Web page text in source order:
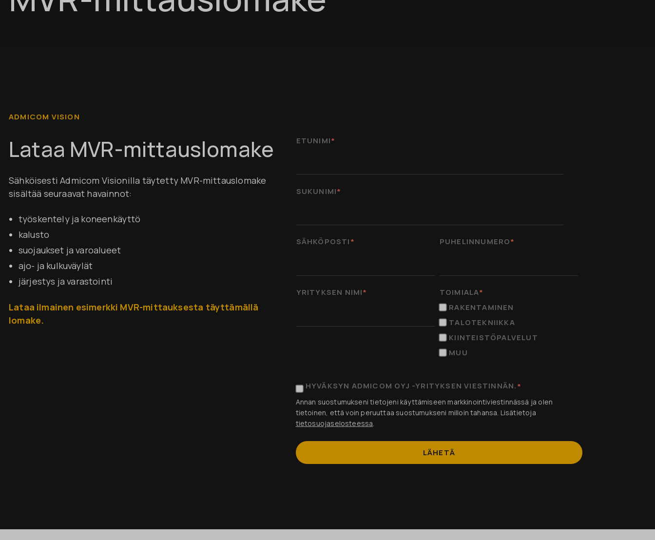
ADMICOM VISION
Lataa MVR-mittauslomake
Sähköisesti Admicom Visionilla täytetty MVR-mittauslomake
sisältää seuraavat havainnot:
työskentely ja koneenkäyttö
kalusto
suojaukset ja varoalueet
ajo- ja kulkuväylät
järjestys ja varastointi
Lataa ilmainen esimerkki MVR-mittauksesta täyttämällä
lomake.
ETUNIMI*
SUKUNIMI*
SÄHKÖPOSTI* PUHELINNUMERO*
YRITYKSEN NIMI* TOIMIALA*
RAKENTAMINEN
TALOTEKNIIKKA
KIINTEISTÖPALVELUT
MUU
HYVÄKSYN ADMICOM OYJ -YRITYKSEN VIESTINNÄN.*
Annan suostumukseni tietojeni käyttämiseen markkinointiviestinnässä ja olen
tietoinen, että voin peruuttaa suostumukseni milloin tahansa. Lisätietoja
tietosuojaselosteessa